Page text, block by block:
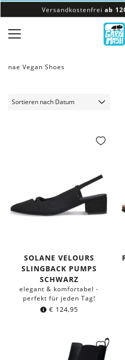
Versandkostenfrei ab
100% veganes & fair
Versandkostenfreiab
nae Vegan Shoes
SOLANE VELOURS
SLINGBACK PUMPS
SCHWARZ
elegant & komfortabel -
perfekt für jeden Tag!
€ 124,95